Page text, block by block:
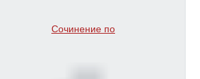
Сочинение по